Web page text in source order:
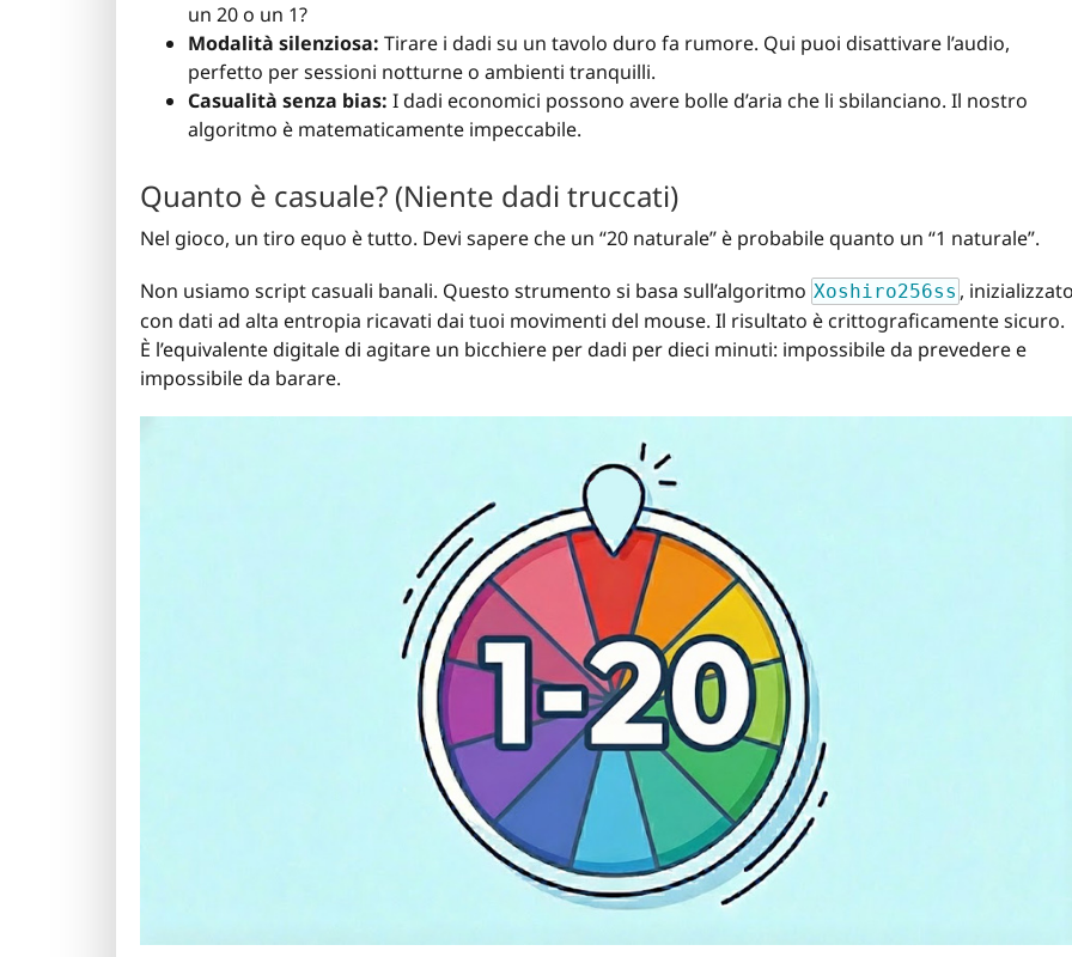
un 20 o un 1?
Modalità silenziosa: Tirare i dadi su un tavolo duro fa rumore. Qui puoi disattivare l’audio,
perfetto per sessioni notturne o ambienti tranquilli.
Casualità senza bias: I dadi economici possono avere bolle d’aria che li sbilanciano. Il nostro
algoritmo è matematicamente impeccabile.
Quanto è casuale? (Niente dadi truccati)
Nel gioco, un tiro equo è tutto. Devi sapere che un “20 naturale” è probabile quanto un “1 naturale”.
Non usiamo script casuali banali. Questo strumento si basa sull’algoritmo Xoshiro256ss ,
con dati ad alta entropia ricavati dai tuoi movimenti del mouse. Il risultato è crittograficamente sicuro.
È l’equivalente digitale di agitare un bicchiere per dadi per dieci minuti: impossibile da prevedere e
impossibile da barare.